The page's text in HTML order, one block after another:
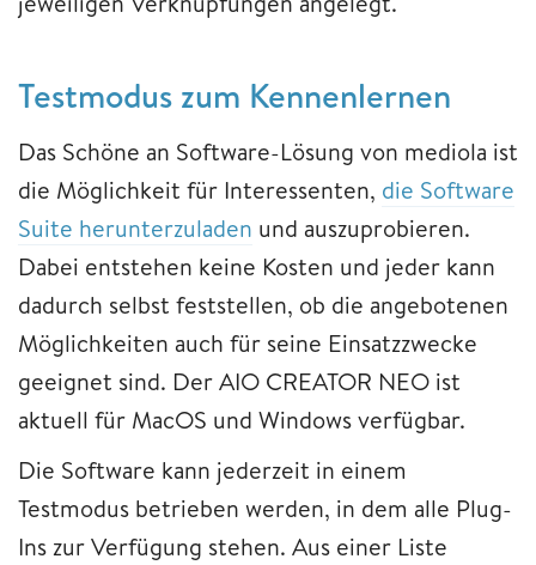
Testmodus zum Kennenlernen
Das Schöne an Software-Lösung von mediola ist
die Möglichkeit für Interessenten, die Software
Suite herunterzuladen und auszuprobieren.
Dabei entstehen keine Kosten und jeder kann
dadurch selbst feststellen, ob die angebotenen
Möglichkeiten auch für seine Einsatzzwecke
geeignet sind. Der AIO CREATOR NEO ist
aktuell für MacOS und Windows verfügbar.
Die Software kann jederzeit in einem
Testmodus betrieben werden, in dem alle Plug-
Ins zur Verfügung stehen. Aus einer Liste